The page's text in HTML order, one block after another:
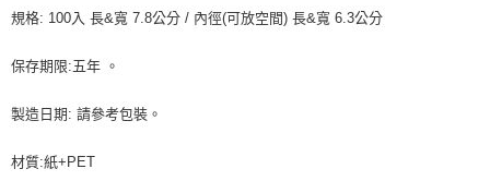
時審查核予不同之上限額度；若仍有額度不足之情形，本公司將視審查結果
５．嚴禁一人註冊多個帳號或使用他人資訊註冊。若發現惡意使用之情形，
每筆NT$120，滿NT$2,000(含以上)免運費
規格: 100入 長&寬 7.8公分 / 內徑(可放空間) 長&寬 6.3公分
保存期限:五年 。
製造日期: 請參考包裝。
材質:紙+PET